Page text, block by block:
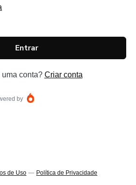
Entrar
uma conta? Criar conta
by
de Uso — Política de Privacidade